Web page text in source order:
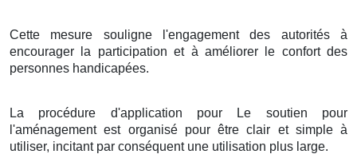
Cette mesure souligne l'engagement des autorités à
encourager la participation et à améliorer le confort des
personnes handicapées.
La procédure d'application pour Le soutien pour
l'aménagement est organisé pour être clair et simple à
utiliser, incitant par conséquent une utilisation plus large.